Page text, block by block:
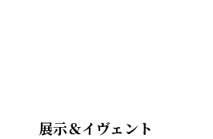
展示＆イヴェント